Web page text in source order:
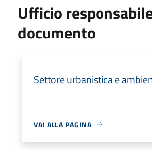
Ufficio
documento
Settore urbanistica e
VAI ALLA PAGINA